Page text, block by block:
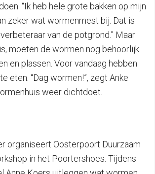
“Ik heb hele grote bakken op mijn
zeker wat wormenmest bij. Dat is
van de potgrond.” Maar
moeten de wormen nog behoorlijk
en plassen. Voor vandaag hebben
eten. “Dag wormen!”, zegt Anke
weer dichtdoet.
organiseert Oosterpoort Duurzaam
in het Poortershoes. Tijdens